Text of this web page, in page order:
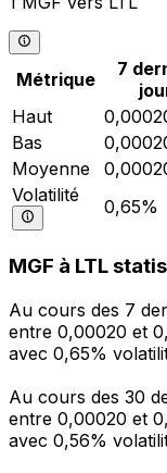
Métrique
7
Haut
Bas
Moyenne
Volatilité
0,65%
MGF à LTL
Au cours des 7
entre 0,00020 et
avec 0,65%
Au cours des 30
entre 0,00020 et
avec 0,56%